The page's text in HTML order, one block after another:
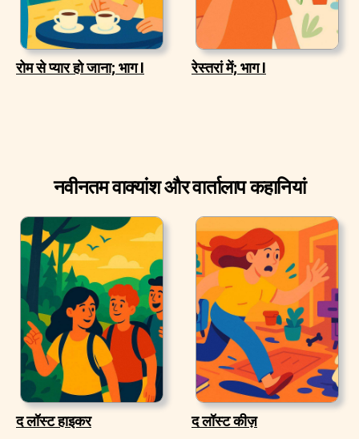
रोम से प्यार हो जाना; भाग I रेस्तरां में; भाग I
नवीनतम वाक्यांश और वार्तालाप कहानियां
द लॉस्ट हाइकर द लॉस्ट कीज़